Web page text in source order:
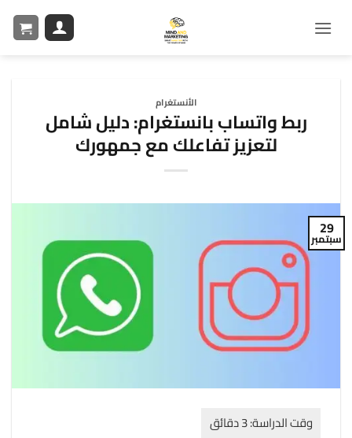
الأنستغرام
ربط واتساب بانستغرام: دليل شامل
لتعزيز تفاعلك مع جمهورك
29
سبتمبر